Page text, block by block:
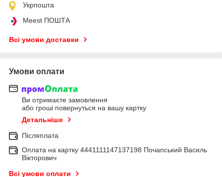
Укрпошта
Meest ПОШТА
Всі умови доставки
Умови оплати
Ви отримаєте замовлення
або гроші повернуться на вашу картку
Детальніше
Післяплата
Оплата на картку 4441111147137198 Почапський Василь
Вікторович
Всі умови оплати